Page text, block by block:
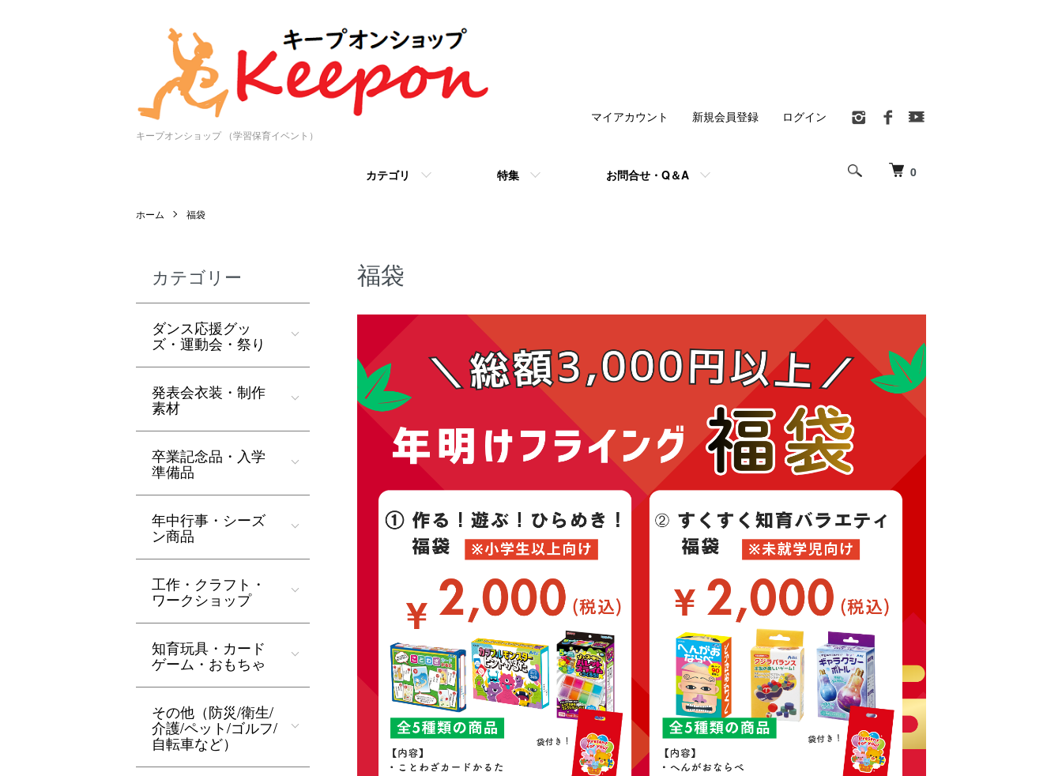
キープオンショップ （学習保育イベント）
0
カテゴリ 特集 お問合せ・Q＆A
マイアカウント 新規会員登録 ログイン
ホーム 福袋
福袋
カテゴリー
ダンス応援グッ
ズ・運動会・祭り
発表会衣装・制作
素材
卒業記念品・入学
準備品
年中行事・シーズ
ン商品
工作・クラフト・
ワークショップ
知育玩具・カード
ゲーム・おもちゃ
その他（防災/衛生/
介護/ペット/ゴルフ/
自転車など）